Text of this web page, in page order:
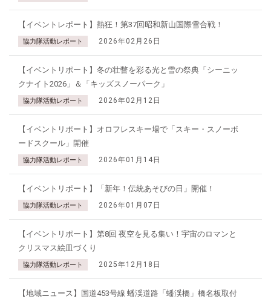
【イベントレポート】熱狂！第37回昭和新山国際雪合戦！
協力隊活動レポート 2026年02月26日
【イベントリポート】冬の壮瞥を彩る光と雪の祭典「シーニッ
クナイト2026」＆「キッズスノーパーク」
協力隊活動レポート 2026年02月12日
【イベントリポート】オロフレスキー場で「スキー・スノーボ
ードスクール」開催
協力隊活動レポート 2026年01月14日
【イベントリポート】「新年！伝統あそびの日」開催！
協力隊活動レポート 2026年01月07日
【イベントリポート】第8回 夜空を見る集い！宇宙のロマンと
クリスマス絵皿づくり
協力隊活動レポート 2025年12月18日
【地域ニュース】国道453号線 蟠渓道路「蟠渓橋」橋名板取付